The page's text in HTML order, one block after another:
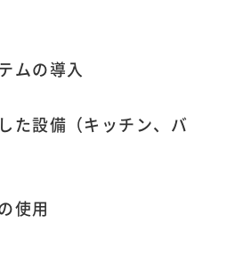
ムの導入
た設備（キッチン、バ
使用